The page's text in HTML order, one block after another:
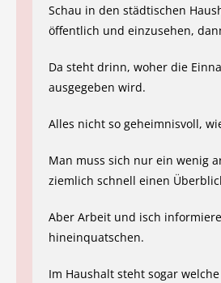
Schau in den städtischen
öffentlich und einzusehen,
Da steht drinn, woher die
ausgegeben wird.
Alles nicht so geheimnisvoll,
Man muss sich nur ein wenig
ziemlich schnell einen
Aber Arbeit und isch
hineinquatschen.
Im Haushalt steht sogar